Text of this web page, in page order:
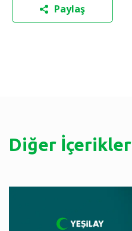
Paylaş
Diğer İçerikler